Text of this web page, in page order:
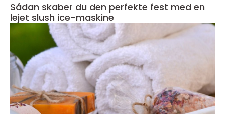
Sådan skaber du den perfekte fest med en
lejet slush ice-maskine